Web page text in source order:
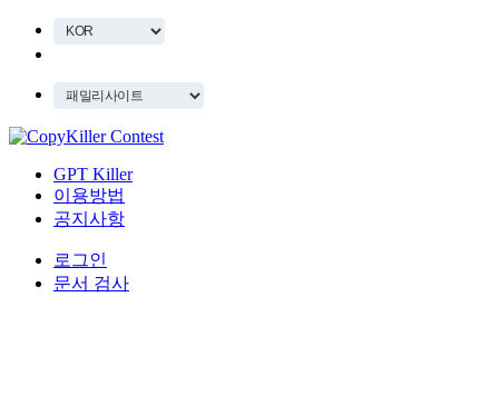
GPT Killer
이용방법
공지사항
로그인
문서 검사